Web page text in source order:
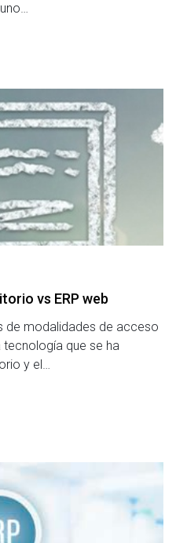
vs ERP web
de modalidades de acceso
tecnología que se ha
y el…